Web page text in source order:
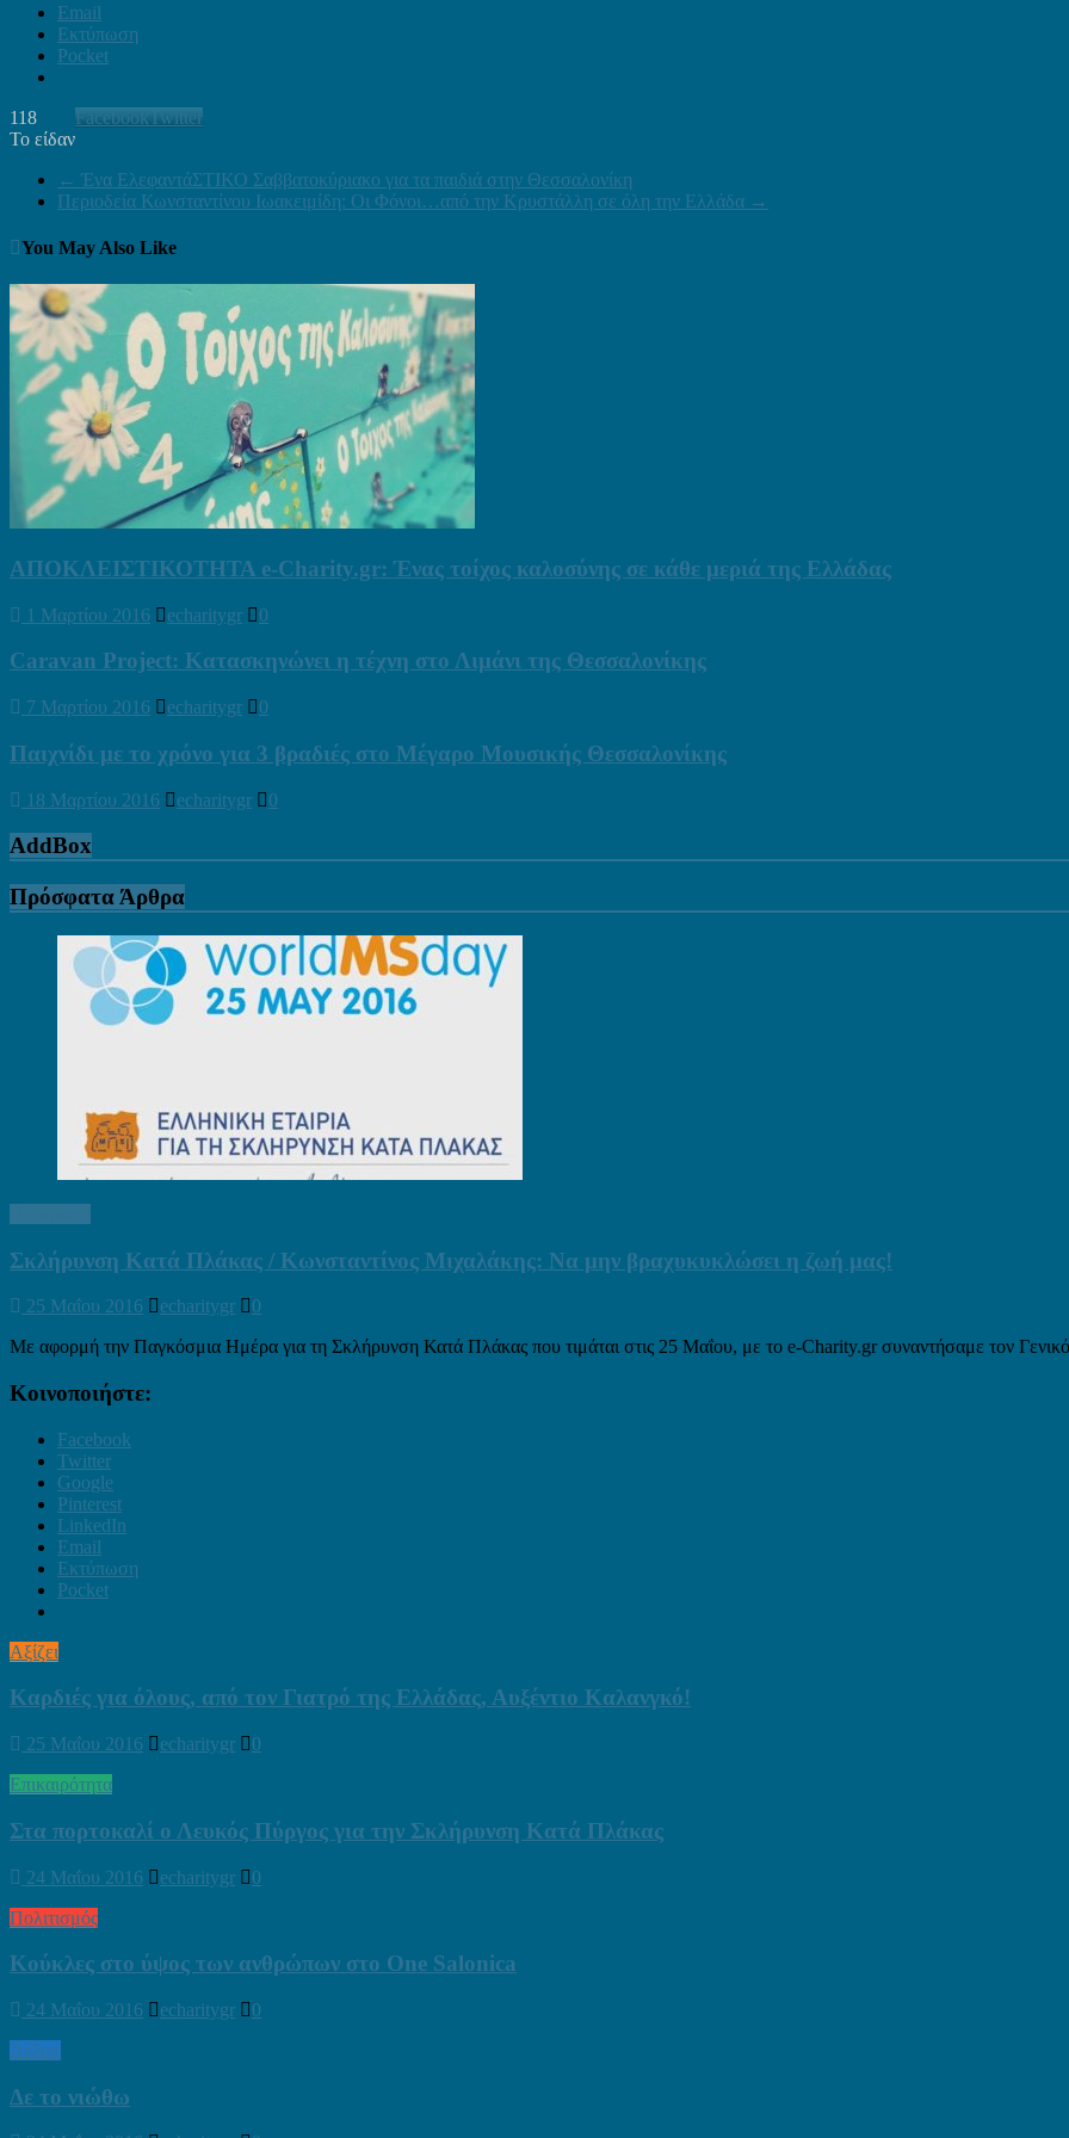
Email
Εκτύπωση
Pocket
118
Το είδαν
FacebookTwitter
← Ένα ΕλεφαντάΣΤΙΚΟ Σαββατοκύριακο για τα παιδιά στην Θεσσαλονίκη
Περιοδεία Κωνσταντίνου Ιωακειμίδη: Οι Φόνοι…από την Κρυστάλλη σε όλη την Ελλάδα →
You May Also Like
ΑΠΟΚΛΕΙΣΤΙΚΟΤΗΤΑ e-Charity.gr: Ένας τοίχος καλοσύνης σε κάθε μεριά της Ελλάδας
1 Μαρτίου 2016 echaritygr 0
Caravan Project: Κατασκηνώνει η τέχνη στο Λιμάνι της Θεσσαλονίκης
7 Μαρτίου 2016 echaritygr 0
Παιχνίδι με το χρόνο για 3 βραδιές στο Μέγαρο Μουσικής Θεσσαλονίκης
18 Μαρτίου 2016 echaritygr 0
AddBox
Πρόσφατα Άρθρα
Σκλήρυνση Κατά Πλάκας / Κωνσταντίνος Μιχαλάκης: Να μην βραχυκυκλώσει η ζωή μας!
25 Μαΐου 2016 echaritygr
0
Με αφορμή την Παγκόσμια Ημέρα για τη Σκλήρυνση Κατά Πλάκας που τιμάται στις 25 Μαΐου, με το e-Charity.gr συναντήσαμε τον
Κοινοποιήστε:
Facebook
Twitter
Google
Pinterest
LinkedIn
Email
Εκτύπωση
Pocket
Αξίζει
Καρδιές για όλους, από τον Γιατρό της Ελλάδας, Αυξέντιο Καλανγκό!
25 Μαΐου 2016 echaritygr
0
Επικαιρότητα
Στα πορτοκαλί ο Λευκός Πύργος για την Σκλήρυνση Κατά Πλάκας
24 Μαΐου 2016 echaritygr
0
Πολιτισμός
Κούκλες στο ύψος των ανθρώπων στο One Salonica
24 Μαΐου 2016 echaritygr
0
Λέξεις
Δε το νιώθω